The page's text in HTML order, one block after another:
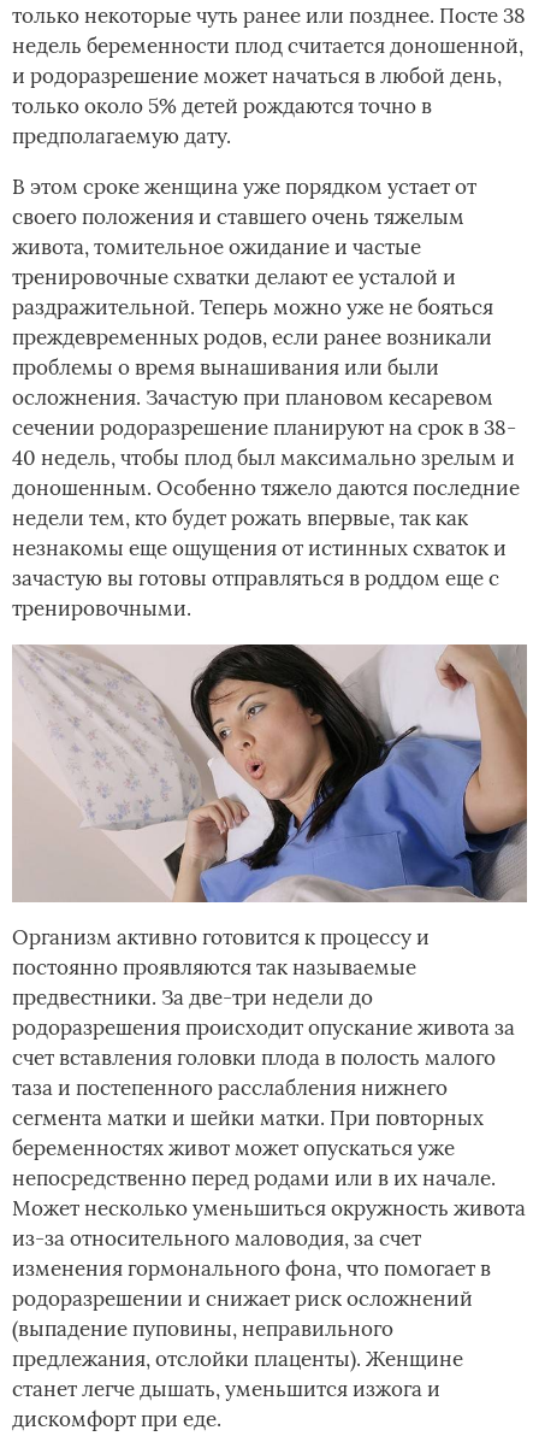
только некоторые чуть ранее или позднее. Посте 38
недель беременности плод считается доношенной,
и родоразрешение может начаться в любой день,
только около 5% детей рождаются точно в
предполагаемую дату.
В этом сроке женщина уже порядком устает от
своего положения и ставшего очень тяжелым
живота, томительное ожидание и частые
тренировочные схватки делают ее усталой и
раздражительной. Теперь можно уже не бояться
преждевременных родов, если ранее возникали
проблемы о время вынашивания или были
осложнения. Зачастую при плановом кесаревом
сечении родоразрешение планируют на срок в 38-
40 недель, чтобы плод был максимально зрелым и
доношенным. Особенно тяжело даются последние
недели тем, кто будет рожать впервые, так как
незнакомы еще ощущения от истинных схваток и
зачастую вы готовы отправляться в роддом еще с
тренировочными.
Организм активно готовится к процессу и
постоянно проявляются так называемые
предвестники. За две-три недели до
родоразрешения происходит опускание живота за
счет вставления головки плода в полость малого
таза и постепенного расслабления нижнего
сегмента матки и шейки матки. При повторных
беременностях живот может опускаться уже
непосредственно перед родами или в их начале.
Может несколько уменьшиться окружность живота
из-за относительного маловодия, за счет
изменения гормонального фона, что помогает в
родоразрешении и снижает риск осложнений
(выпадение пуповины, неправильного
предлежания, отслойки плаценты). Женщине
станет легче дышать, уменьшится изжога и
дискомфорт при еде.